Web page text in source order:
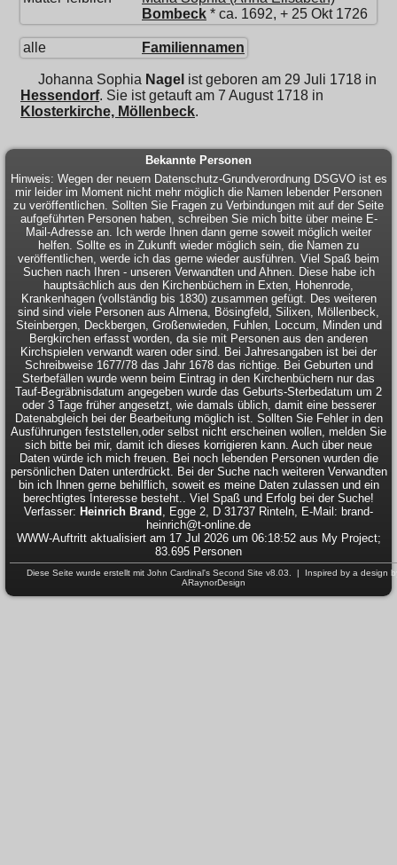
Bombeck * ca. 1692, + 25 Okt 1726
alle Familiennamen
Johanna Sophia Nagel ist geboren am 29 Juli 1718 in
Hessendorf. Sie ist getauft am 7 August 1718 in
Klosterkirche, Möllenbeck.
Bekannte Personen
Hinweis: Wegen der neuern Datenschutz-Grundverordnung DSGVO ist es
mir leider im Moment nicht mehr möglich die Namen lebender Personen
zu veröffentlichen. Sollten Sie Fragen zu Verbindungen mit auf der Seite
aufgeführten Personen haben, schreiben Sie mich bitte über meine E-
Mail-Adresse an. Ich werde Ihnen dann gerne soweit möglich weiter
helfen. Sollte es in Zukunft wieder möglich sein, die Namen zu
veröffentlichen, werde ich das gerne wieder ausführen. Viel Spaß beim
Suchen nach Ihren - unseren Verwandten und Ahnen. Diese habe ich
hauptsächlich aus den Kirchenbüchern in Exten, Hohenrode,
Krankenhagen (vollständig bis 1830) zusammen gefügt. Des weiteren
sind sind viele Personen aus Almena, Bösingfeld, Silixen, Möllenbeck,
Steinbergen, Deckbergen, Großenwieden, Fuhlen, Loccum, Minden und
Bergkirchen erfasst worden, da sie mit Personen aus den anderen
Kirchspielen verwandt waren oder sind. Bei Jahresangaben ist bei der
Schreibweise 1677/78 das Jahr 1678 das richtige. Bei Geburten und
Sterbefällen wurde wenn beim Eintrag in den Kirchenbüchern nur das
Tauf-Begräbnisdatum angegeben wurde das Geburts-Sterbedatum um 2
oder 3 Tage früher angesetzt, wie damals üblich, damit eine besserer
Datenabgleich bei der Bearbeitung möglich ist. Sollten Sie Fehler in den
Ausführungen feststellen,oder selbst nicht erscheinen wollen, melden Sie
sich bitte bei mir, damit ich dieses korrigieren kann. Auch über neue
Daten würde ich mich freuen. Bei noch lebenden Personen wurden die
persönlichen Daten unterdrückt. Bei der Suche nach weiteren Verwandten
bin ich Ihnen gerne behilflich, soweit es meine Daten zulassen und ein
berechtigtes Interesse besteht.. Viel Spaß und Erfolg bei der Suche!
Verfasser: Heinrich Brand , Egge 2, D 31737 Rinteln, E-Mail: brand-
heinrich@t-online.de
WWW-Auftritt aktualisiert am 17 Jul 2026 um 06:18:52 aus My Project;
83.695 Personen
Diese Seite wurde erstellt mit John Cardinal's Second Site v8.03. | Inspired by a design
ARaynorDesign